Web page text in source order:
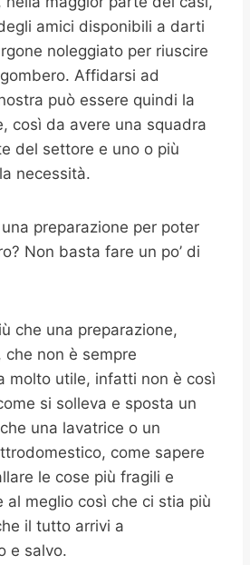
amici disponibili a darti
noleggiato per riuscire
Affidarsi ad
può essere quindi la
così da avere una squadra
del settore e uno o più
necessità.
preparazione per poter
Non basta fare un po’ di
che una preparazione,
che non è sempre
molto utile, infatti non è così
si solleva e sposta un
una lavatrice o un
come sapere
le cose più fragili e
al meglio così che ci stia più
il tutto arrivi a
e salvo.